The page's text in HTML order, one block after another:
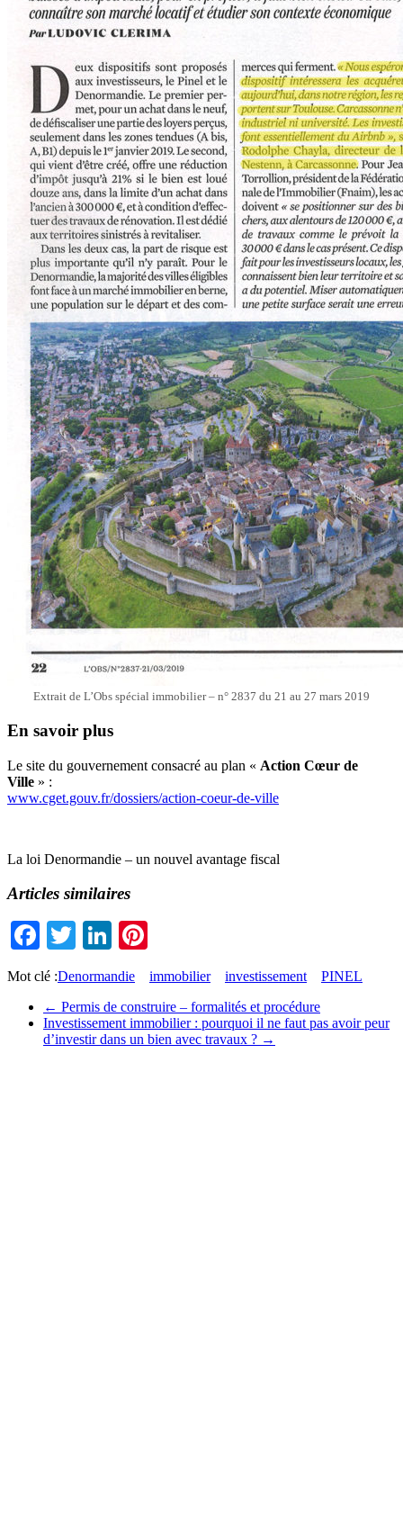
Extrait de L’Obs spécial immobilier – n° 2837 du 21 au 27 mars 2019
En savoir plus
Le site du gouvernement consacré au plan « Action Cœur de
Ville » :
www.cget.gouv.fr/dossiers/action-coeur-de-ville
La loi Denormandie – un nouvel avantage fiscal
Articles similaires
Facebook
TwitterLinkedIn
Mot clé :Denormandie immobilier investissement
PINEL
← Permis de construire – formalités et procédure
Investissement immobilier : pourquoi il ne faut pas avoir peur
d’investir dans un bien avec travaux ? →